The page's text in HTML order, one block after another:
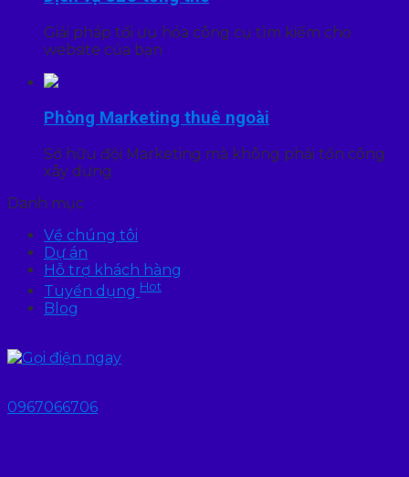
Giải pháp tối ưu hóa công cụ tìm kiếm cho
website của bạn
Phòng Marketing thuê ngoài
Sở hữu đội Marketing mà không phải tốn công
xây dựng
Danh mục
Về chúng tôi
Dự án
Hỗ trợ khách hàng
Tuyển dụng Hot
Blog
0967066706